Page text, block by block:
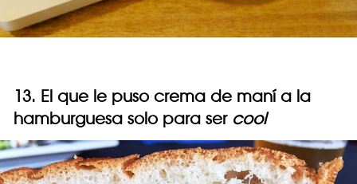
13. El que le puso crema de maní a la
hamburguesa solo para ser cool